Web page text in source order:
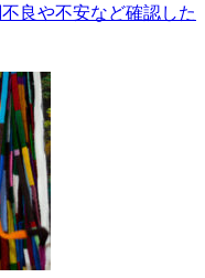
良や不安など確認した